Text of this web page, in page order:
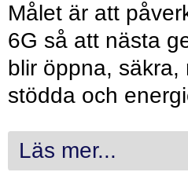
Målet är att
6G så att nästa
blir öppna, säkra,
stödda och
Läs mer...